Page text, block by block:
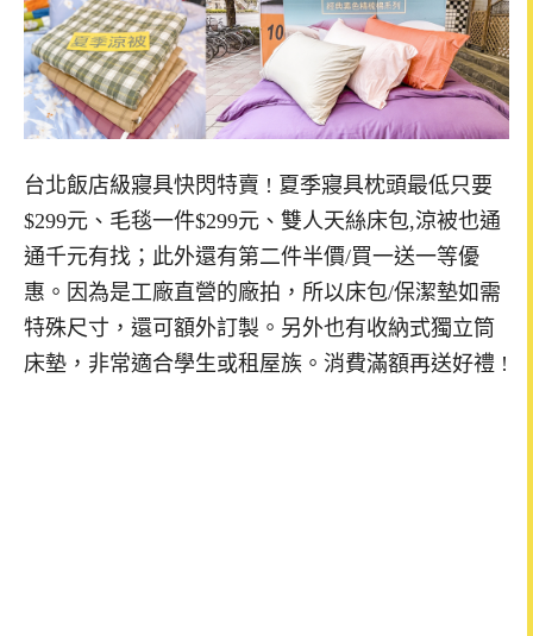
台北飯店級寢具快閃特賣 ! 夏季寢具枕頭最低只要
$299元、毛毯一件$299元、雙人天絲床包,涼被也通
通千元有找；此外還有第二件半價/買一送一等優
惠。因為是工廠直營的廠拍，所以床包/保潔墊如需
特殊尺寸，還可額外訂製。另外也有收納式獨立筒
床墊，非常適合學生或租屋族。消費滿額再送好禮 !